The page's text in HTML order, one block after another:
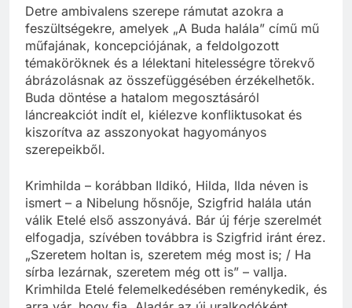
Detre ambivalens szerepe rámutat azokra a
feszültségekre, amelyek „A Buda halála” című mű
műfajának, koncepciójának, a feldolgozott
témaköröknek és a lélektani hitelességre törekvő
ábrázolásnak az összefüggésében érzékelhetők.
Buda döntése a hatalom megosztásáról
láncreakciót indít el, kiélezve konfliktusokat és
kiszorítva az asszonyokat hagyományos
szerepeikből.
Krimhilda – korábban Ildikó, Hilda, Ilda néven is
ismert – a Nibelung hősnője, Szigfrid halála után
válik Etelé első asszonyává. Bár új férje szerelmét
elfogadja, szívében továbbra is Szigfrid iránt érez.
„Szeretem holtan is, szeretem még most is; / Ha
sírba lezárnak, szeretem még ott is” – vallja.
Krimhilda Etelé felemelkedésében reménykedik, és